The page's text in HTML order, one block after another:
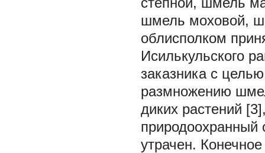
шмель моховой,
облисполком
Исилькульского
заказника с
размножению
диких растений
природоохранный
утрачен.